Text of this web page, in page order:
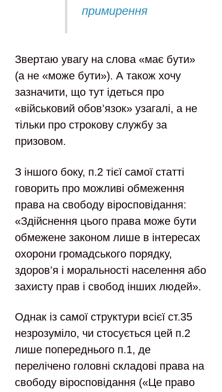
примирення
Звертаю увагу на слова «має бути»
(а не «може бути»). А також хочу
зазначити, що тут ідеться про
«військовий обов’язок» узагалі, а не
тільки про строкову службу за
призовом.
З іншого боку, п.2 тієї самої статті
говорить про можливі обмеження
права на свободу віросповідання:
«Здійснення цього права може бути
обмежене законом лише в інтересах
охорони громадського порядку,
здоров’я і моральності населення або
захисту прав і свобод інших людей».
Однак із самої структури всієї ст.35
незрозуміло, чи стосується цей п.2
лише попереднього п.1, де
перелічено головні складові права на
свободу віросповідання («Це право